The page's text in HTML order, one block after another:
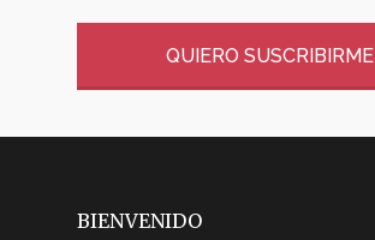
QUIERO SUSCRIBIRME
BIENVENIDO